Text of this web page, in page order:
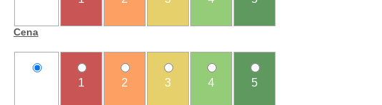
Cena
1 2 3 4 5